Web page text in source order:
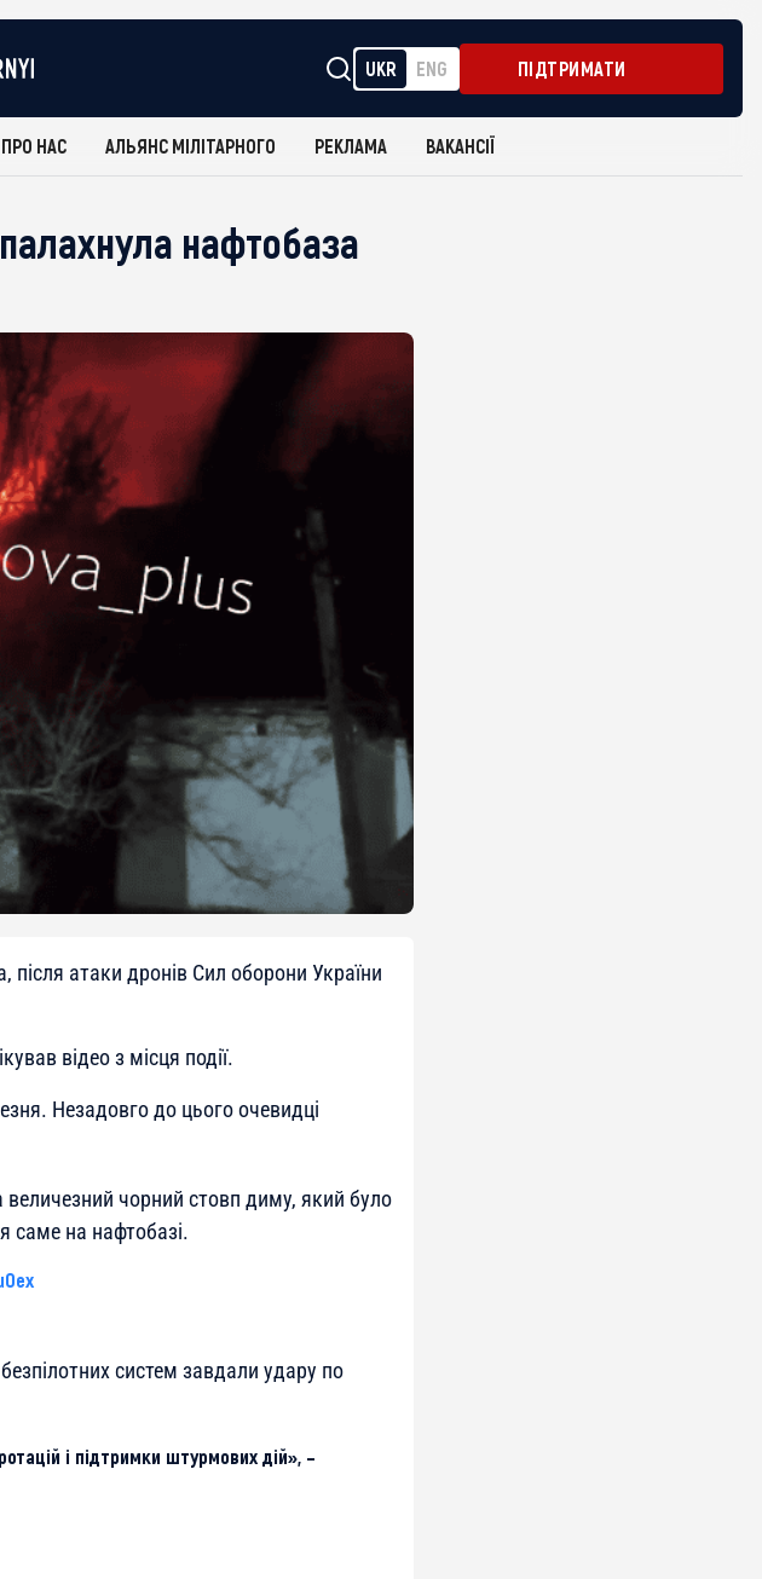
UKR ENG ПІДТРИМАТИ
ПРО НАС АЛЬЯНС МІЛІТАРНОГО РЕКЛАМА ВАКАНСІЇ
нафтобаза
після атаки дронів Сил оборони України
відео з місця події.
Незадовго до цього очевидці
величезний чорний стовп диму, який було
саме на нафтобазі.
систем завдали удару по
і підтримки штурмових дій», –